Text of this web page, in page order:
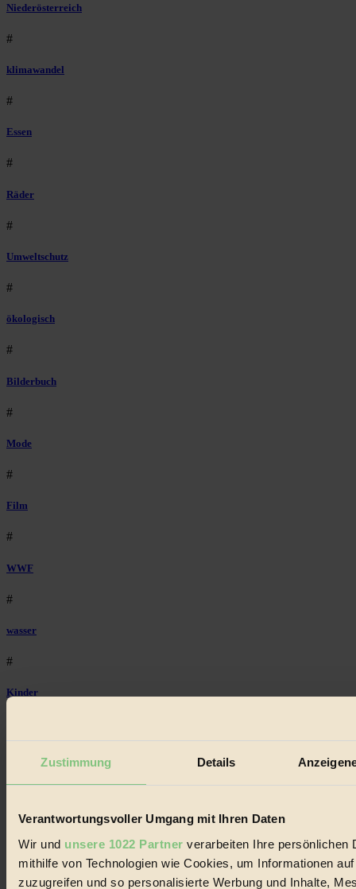
Zustimmung Details
Verantwortungsvoller Umgang mit Ihren Daten
Wir und unsere 1022 Partner verarbeiten Ihre persönlichen
mithilfe von Technologien wie Cookies, um Informationen
zuzugreifen und so personalisierte Werbung und Inhalte,
Niederösterreich
#
klimawandel
#
Essen
#
Räder
#
Umweltschutz
#
ökologisch
#
Bilderbuch
#
Mode
#
Film
#
WWF
#
wasser
#
Kinder
#
Einkaufen